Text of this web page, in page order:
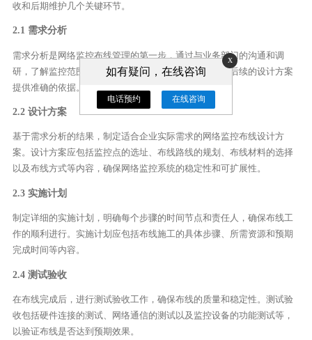
收和后期维护几个关键环节。
2.1 需求分析
需求分析是网络监控布线管理的第一步，通过与业务部门的沟通和调
研，了解监控范围、监控目标以及监控设备的要求，为后续的设计方案
提供准确的依据。
2.2 设计方案
基于需求分析的结果，制定适合企业实际需求的网络监控布线设计方
案。设计方案应包括监控点的选址、布线路线的规划、布线材料的选择
以及布线方式等内容，确保网络监控系统的稳定性和可扩展性。
2.3 实施计划
制定详细的实施计划，明确每个步骤的时间节点和责任人，确保布线工
作的顺利进行。实施计划应包括布线施工的具体步骤、所需资源和预期
完成时间等内容。
2.4 测试验收
在布线完成后，进行测试验收工作，确保布线的质量和稳定性。测试验
收包括硬件连接的测试、网络通信的测试以及监控设备的功能测试等，
以验证布线是否达到预期效果。
x
如有疑问，在线咨询
电话预约 在线咨询